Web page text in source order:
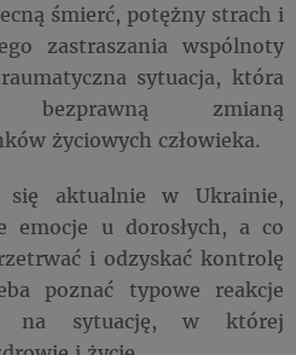
śmierć, potężny strach i
zastraszania wspólnoty
sytuacja, która
zmianą
życiowych człowieka.
się aktualnie w Ukrainie,
emocje u dorosłych, a co
i odzyskać kontrolę
poznać typowe reakcje
na sytuację, w której